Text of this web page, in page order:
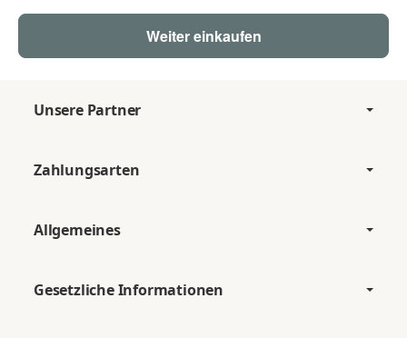
Weiter einkaufen
Unsere Partner
Zahlungsarten
Allgemeines
Gesetzliche Informationen